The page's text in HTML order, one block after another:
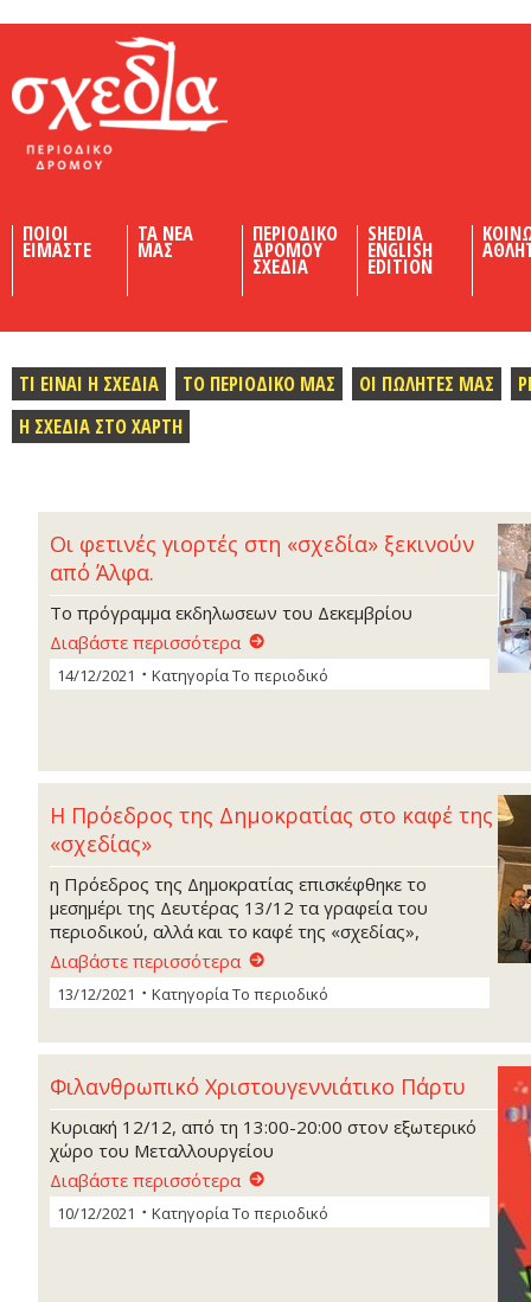
ΠΟΙΟΙ
ΕΙΜΑΣΤΕ
ΤΑ ΝΕΑ
ΜΑΣ
ΠΕΡΙΟΔΙΚΟ
ΔΡΟΜΟΥ
ΣΧΕΔΙΑ
SHEDIA
ENGLISH
EDITION
ΤΙ ΕΙΝΑΙ Η ΣΧΕΔΙΑ ΤΟ ΠΕΡΙΟΔΙΚΟ ΜΑΣ ΟΙ ΠΩΛΗΤΕΣ ΜΑΣ
Η ΣΧΕΔΙΑ ΣΤΟ ΧΑΡΤΗ
Οι φετινές γιορτές στη «σχεδία» ξεκινούν
από Άλφα.
Το πρόγραμμα εκδηλωσεων του Δεκεμβρίου
Διαβάστε περισσότερα
14/12/2021 ΚατηγορίαΤο περιοδικό
Η Πρόεδρος της Δημοκρατίας στο καφέ της
«σχεδίας»
η Πρόεδρος της Δημοκρατίας επισκέφθηκε το
μεσημέρι της Δευτέρας 13/12 τα γραφεία του
περιοδικού, αλλά και το καφέ της «σχεδίας»,
Διαβάστε περισσότερα
13/12/2021 ΚατηγορίαΤο περιοδικό
Φιλανθρωπικό Χριστουγεννιάτικο Πάρτυ
Κυριακή 12/12, από τη 13:00-20:00 στον εξωτερικό
χώρο του Μεταλλουργείου
Διαβάστε περισσότερα
10/12/2021 ΚατηγορίαΤο περιοδικό